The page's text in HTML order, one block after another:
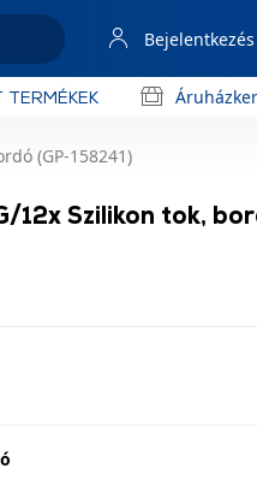
Bejelentkezés
(GP-158241)
12x Szilikon tok,